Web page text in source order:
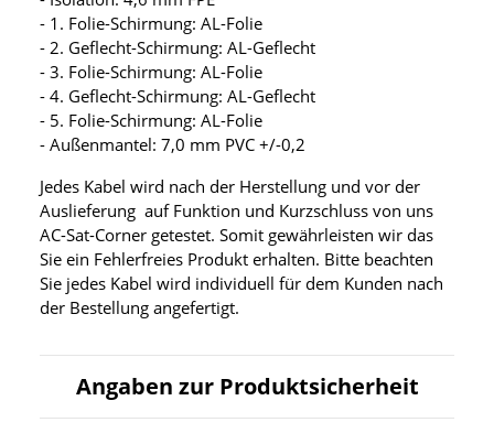
- 1. Folie-Schirmung: AL-Folie
- 2. Geflecht-Schirmung: AL-Geflecht
- 3. Folie-Schirmung: AL-Folie
- 4. Geflecht-Schirmung: AL-Geflecht
- 5. Folie-Schirmung: AL-Folie
- Außenmantel: 7,0 mm PVC +/-0,2
Jedes Kabel wird nach der Herstellung und vor der
Auslieferung auf Funktion und Kurzschluss von uns
AC-Sat-Corner getestet. Somit gewährleisten wir das
Sie ein Fehlerfreies Produkt erhalten. Bitte beachten
Sie jedes Kabel wird individuell für dem Kunden nach
der Bestellung angefertigt.
Angaben zur Produktsicherheit